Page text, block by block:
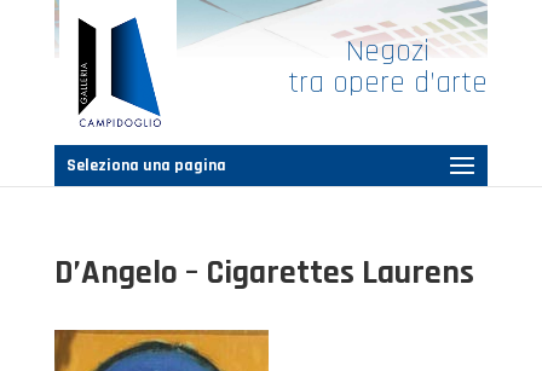
Negozi
tra opere d’arte
Seleziona una pagina
D’Angelo – Cigarettes Laurens